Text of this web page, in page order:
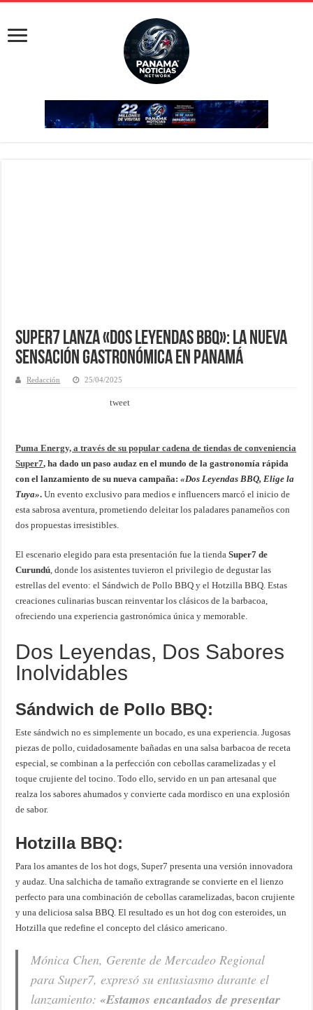
Super7 Lanza «Dos Leyendas BBQ»: La Nueva
Sensación Gastronómica en Panamá
Redacción 25/04/2025
tweet
Puma Energy, a través de su popular cadena de tiendas de conveniencia
Super7, ha dado un paso audaz en el mundo de la gastronomía rápida
con el lanzamiento de su nueva campaña:«Dos Leyendas BBQ, Elige la
Tuya». Un evento exclusivo para medios e influencers marcó el inicio de
esta sabrosa aventura, prometiendo deleitar los paladares panameños con
dos propuestas irresistibles.
El escenario elegido para esta presentación fue la tiendaSuper7 de
Curundú, donde los asistentes tuvieron el privilegio de degustar las
estrellas del evento: el Sándwich de Pollo BBQ y el Hotzilla BBQ. Estas
creaciones culinarias buscan reinventar los clásicos de la barbacoa,
ofreciendo una experiencia gastronómica única y memorable.
Dos Leyendas, Dos Sabores
Inolvidables
Sándwich de Pollo BBQ:
Este sándwich no es simplemente un bocado, es una experiencia. Jugosas
piezas de pollo, cuidadosamente bañadas en una salsa barbacoa de receta
especial, se combinan a la perfección con cebollas caramelizadas y el
toque crujiente del tocino. Todo ello, servido en un pan artesanal que
realza los sabores ahumados y convierte cada mordisco en una explosión
de sabor.
Hotzilla BBQ:
Para los amantes de los hot dogs, Super7 presenta una versión innovadora
y audaz. Una salchicha de tamaño extragrande se convierte en el lienzo
perfecto para una combinación de cebollas caramelizadas, bacon crujiente
y una deliciosa salsa BBQ. El resultado es un hot dog con esteroides, un
Hotzilla que redefine el concepto del clásico americano.
Mónica Chen, Gerente de Mercadeo Regional
para Super7, expresó su entusiasmo durante el
lanzamiento:«Estamos encantados de presentar